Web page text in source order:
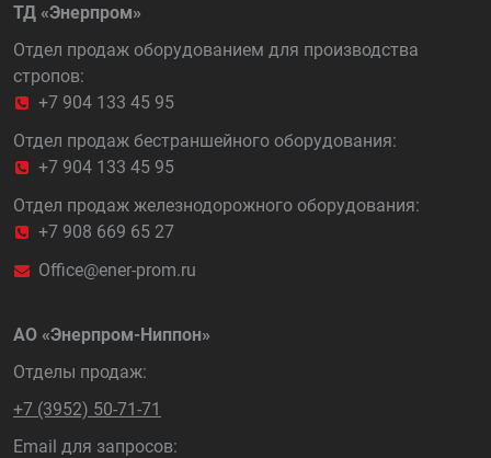
ТД «Энерпром»
Отдел продаж оборудованием для производства
стропов:
+7 904 133 45 95
Отдел продаж бестраншейного оборудования:
+7 904 133 45 95
Отдел продаж железнодорожного оборудования:
+7 908 669 65 27
Office@ener-prom.ru
АО «Энерпром-Ниппон»
Отделы продаж:
+7 (3952) 50-71-71
Email для запросов: